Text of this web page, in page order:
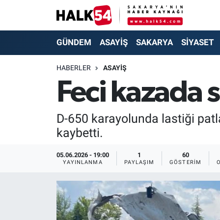
GÜNDEM ASAYİŞ SAKARYA SİYASET
HABERLER ASAYİŞ
Feci kazada
D-650 karayolunda lastiği
kaybetti.
05.06.2026 - 19:00
YAYINLANMA
1
PAYLAŞIM
60
GÖSTERIM
GÜNDEM
SAKARYA
SİYASET
EKONOMİ
SOKAK RÖPORTAJLARI
Adapazarı Nöbetçi Eczaneler
Adapazarı Trafik Yoğunluk Haritası
Süper Lig Puan Durumu ve Fikstür
Tüm Manşetler
Son Dakika Haberleri
Haber Arşivi